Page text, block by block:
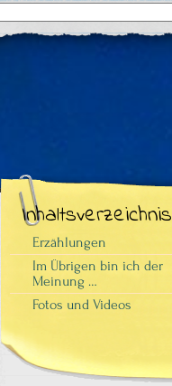
Inhaltsverzeichnis
Erzählungen
Im Übrigen bin ich der
Meinung …
Fotos und Videos